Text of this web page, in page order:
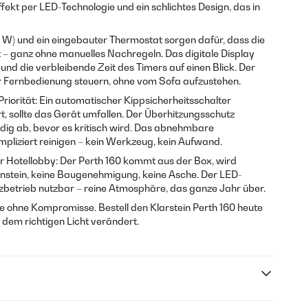
per LED-Technologie und ein schlichtes Design, das in
und ein eingebauter Thermostat sorgen dafür, dass die
ganz ohne manuelles Nachregeln. Das digitale Display
die verbleibende Zeit des Timers auf einen Blick. Der
steuern, ohne vom Sofa aufzustehen.
Ein automatischer Kippsicherheitsschalter
sollte das Gerät umfallen. Der Überhitzungsschutz
ab, bevor es kritisch wird. Das abnehmbare
reinigen – kein Werkzeug, kein Aufwand.
Hotellobby: Der Perth 160 kommt aus der Box, wird
keine Baugenehmigung, keine Asche. Der LED-
nutzbar – reine Atmosphäre, das ganze Jahr über.
Kompromisse. Bestell den Klarstein Perth 160 heute
dem richtigen Licht verändert.